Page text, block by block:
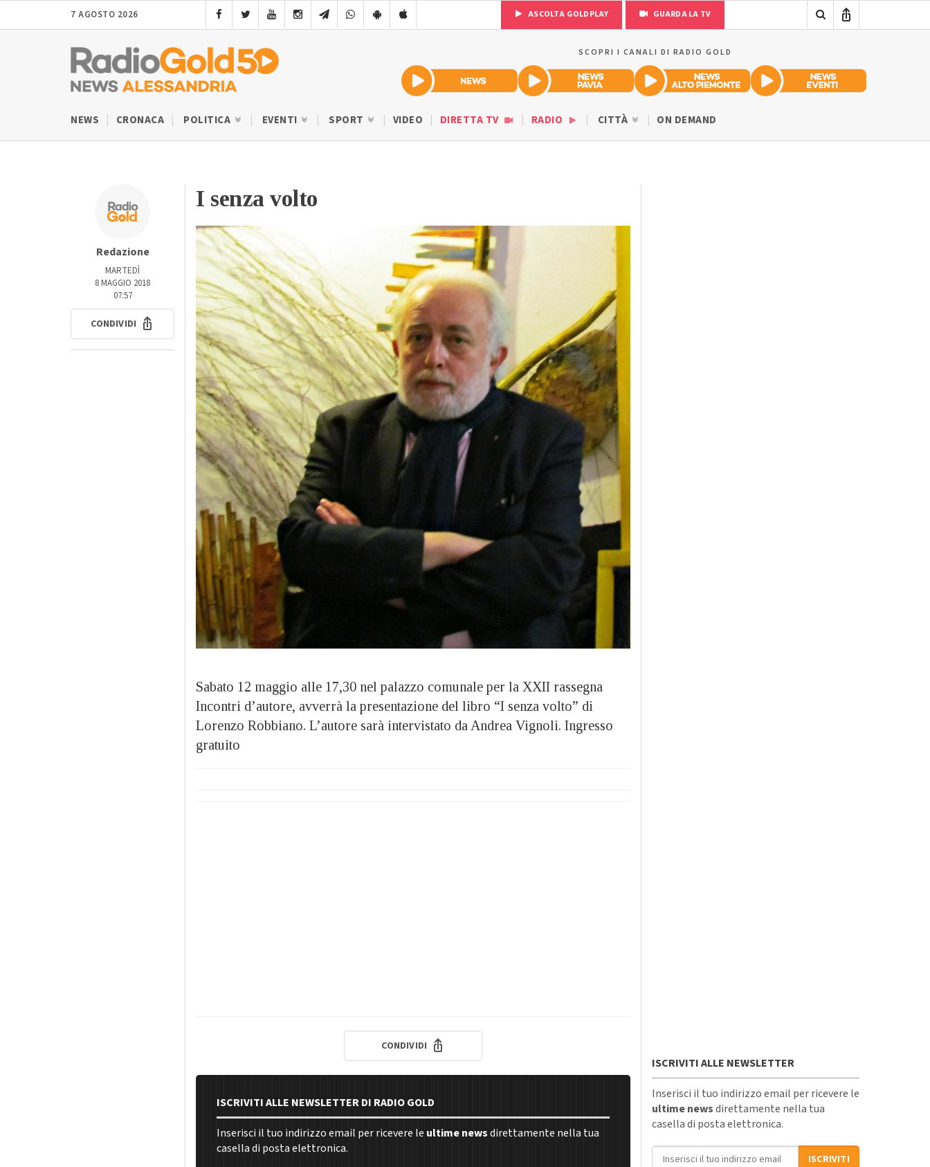
7 AGOSTO 2026 ASCOLTA GOLDPLAY GUARDA LA TV
SCOPRI I CANALI DI RADIO GOLD
NEWS CRONACA POLITICA EVENTI SPORT VIDEO DIRETTA TV RADIO CITTÀ ON DEMAND
Redazione
MARTEDÌ
8 MAGGIO 2018
07:57
CONDIVIDI
I senza volto
Sabato 12 maggio alle 17,30 nel palazzo comunale per la XXII rassegna
Incontri d’autore, avverrà la presentazione del libro “I senza volto” di
Lorenzo Robbiano. L’autore sarà intervistato da Andrea Vignoli. Ingresso
gratuito
CONDIVIDI
ISCRIVITI ALLE NEWSLETTER DI RADIO GOLD
Inserisci il tuo indirizzo email per ricevere le ultime newsdirettamente nella tua
casella di posta elettronica.
ISCRIVITI ALLE NEWSLETTER
Inserisci il tuo indirizzo email per ricevere le
ultime newsdirettamente nella tua
casella di posta elettronica.
Indirizzo email
ISCRIVITI